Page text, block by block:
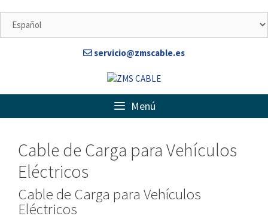
servicio@zmscable.es
Menú
Cable de Carga para Vehículos
Eléctricos
Cable de Carga para Vehículos
Eléctricos